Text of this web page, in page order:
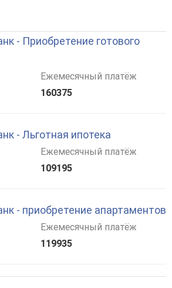
- Приобретение готового
Ежемесячный платёж
160375
- Льготная ипотека
Ежемесячный платёж
109195
- приобретение апартаментов
Ежемесячный платёж
119935